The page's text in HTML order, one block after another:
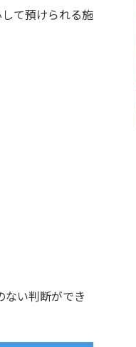
て預けられる施
ない判断ができ